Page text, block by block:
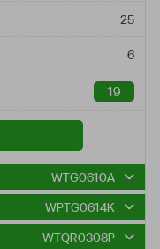
25
6
19
WTG0610A
WPTG0614K
WTQR0308P